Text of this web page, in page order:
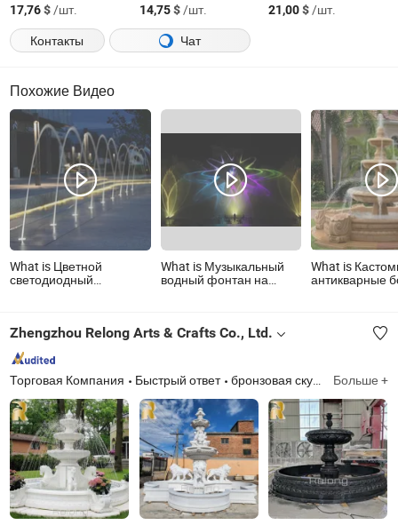
17,76$/шт. 14,75$/шт. 21,00$/шт.
Контакты
Чат
Похожие Видео
What is Цветной
светодиодный
ламинарным потоком
What is Музыкальный
водный фонтан на
What is
антикварные
мраморные
для
сада
Zhengzhou Relong Arts & Crafts Co., Ltd.
Торговая Компания Быстрый ответ бронзовая скульптура, мраморная статуя, беседка, колонна, цветочник, металлическая скульптура, фонтан, камин, беседка Больше +